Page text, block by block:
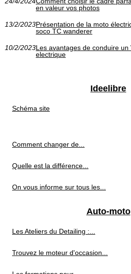
en valeur vos photos
13/2/2023Présentation de la moto
soco TC wanderer
10/2/2023Les avantages de conduire un
electrique
Ideelibre
Schéma site
Comment changer de...
Quelle est la différence...
On vous informe sur tous les...
Auto-moto
Les Ateliers du Detailing :...
Trouvez le moteur d'occasion...